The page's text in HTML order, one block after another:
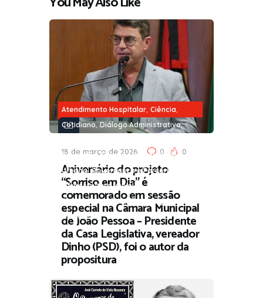
Atendimento Hospitalar, Ciência,
Cotidiano,Diálogo Administrativo,
Educação ,Filantropia
Gentileza
Urbana,Governança e Parceria
Infraestrutura ,Opinião,
Saúde,Sociedade ,Tecnologia,
Trabalho
18 de março de 2026 0 0
Aniversário do projeto
“Sorriso em Dia” é
comemorado em sessão
especial na Câmara Municipal
de João Pessoa – Presidente
da Casa Legislativa, vereador
Dinho (PSD), foi o autor da
propositura